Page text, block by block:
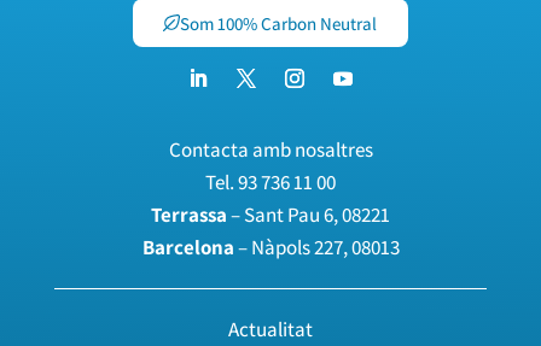
Som 100% Carbon Neutral
Contacta amb nosaltres
Tel.93 736 11 00
Terrassa– Sant Pau 6, 08221
Barcelona– Nàpols 227, 08013
Actualitat